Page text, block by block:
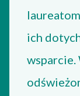
ich
wsparcie.